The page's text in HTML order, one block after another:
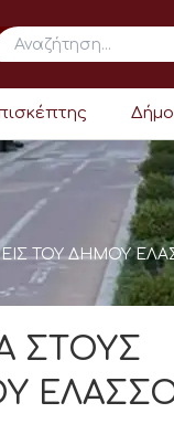
ΤΟΥ ΔΗΜΟΥ
ΣΤΟΥΣ